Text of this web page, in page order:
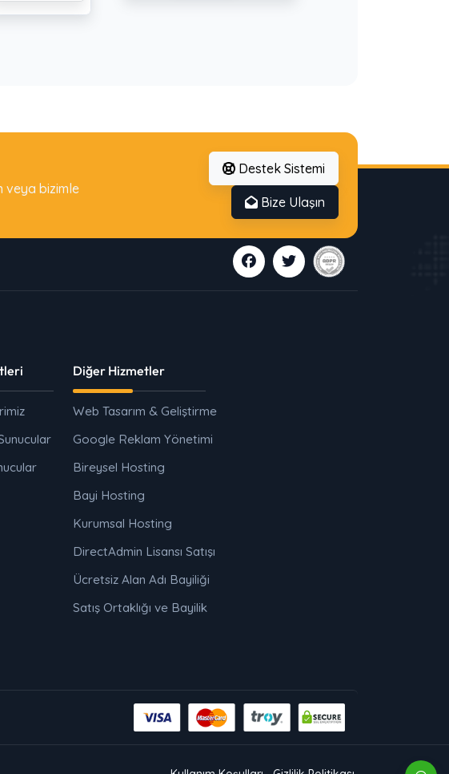
veya bizimle
Destek Sistemi
Bize Ulaşın
Diğer Hizmetler
Web Tasarım & Geliştirme
Google Reklam Yönetimi
Bireysel Hosting
Bayi Hosting
Kurumsal Hosting
DirectAdmin Lisansı Satışı
Ücretsiz Alan Adı Bayiliği
Satış Ortaklığı ve Bayilik